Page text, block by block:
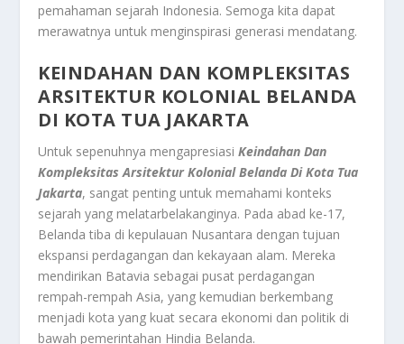
pemahaman sejarah Indonesia. Semoga kita dapat
merawatnya untuk menginspirasi generasi mendatang.
KEINDAHAN DAN KOMPLEKSITAS
ARSITEKTUR KOLONIAL BELANDA
DI KOTA TUA JAKARTA
Untuk sepenuhnya mengapresiasiKeindahan Dan
Kompleksitas Arsitektur Kolonial Belanda Di Kota Tua
Jakarta, sangat penting untuk memahami konteks
sejarah yang melatarbelakanginya. Pada abad ke-17,
Belanda tiba di kepulauan Nusantara dengan tujuan
ekspansi perdagangan dan kekayaan alam. Mereka
mendirikan Batavia sebagai pusat perdagangan
rempah-rempah Asia, yang kemudian berkembang
menjadi kota yang kuat secara ekonomi dan politik di
bawah pemerintahan Hindia Belanda.